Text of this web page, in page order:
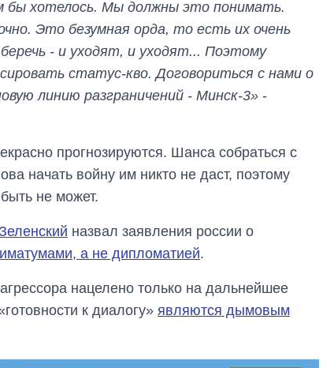
бы хотелось. Мы должны это понимать.
Это безумная орда, то есть их очень
- и уходят, и уходят... Поэтому
статус-кво. Договориться с нами о
линию разграничений - Минск-3» -
прогнозируются. Шанса собраться с
начать войну им никто не даст, поэтому
не может.
назвал заявления россии о
а не дипломатией.
нацелено только на дальнейшее
к диалогу» являются дымовым
массированных
ударов по Украине